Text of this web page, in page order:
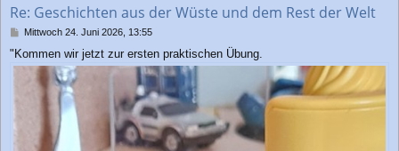
Re: Geschichten aus der Wüste und dem Rest der Welt
B
i
Mittwoch 24. Juni 2026, 13:55
"Kommen wir jetzt zur ersten praktischen Übung.